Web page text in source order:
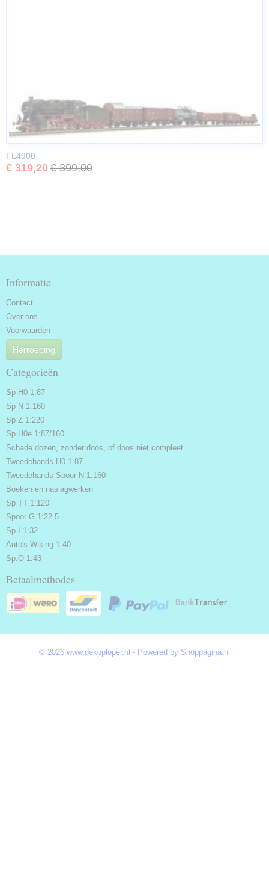
FL4900
€ 319,20 € 399,00
Informatie
Contact
Over ons
Voorwaarden
Herroeping
Categorieën
Sp H0 1:87
Sp N 1:160
Sp Z 1:220
Sp H0e 1:87/160
Schade dozen, zonder doos, of doos niet compleet.
Tweedehands H0 1:87
Tweedehands Spoor N 1:160
Boeken en naslagwerken
Sp TT 1:120
Spoor G 1:22.5
Sp I 1:32
Auto's Wiking 1:40
Sp.O 1:43
Betaalmethodes
© 2026 www.dekoploper.nl - Powered by Shoppagina.nl